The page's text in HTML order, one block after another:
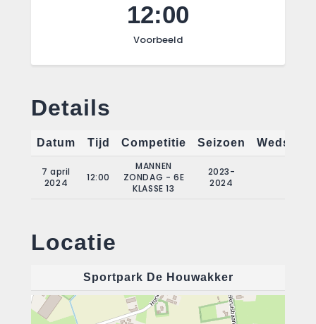
12:00
Voorbeeld
Details
Datum Tijd Competitie Seizoen
7 april
2024
12:00
MANNEN
ZONDAG - 6E
KLASSE 13
2023-
2024
Locatie
Sportpark De Houwakker